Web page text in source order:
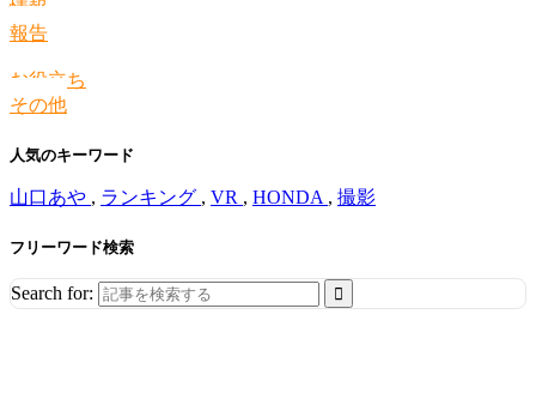
情報
報告
お役立ち
その他
人気のキーワード
山口あや , ランキング , VR , HONDA , 撮影
フリーワード検索
Search for: